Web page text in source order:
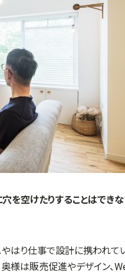
を空けたりすることはできな
はり仕事で設計に携われて
様は販売促進やデザイン、